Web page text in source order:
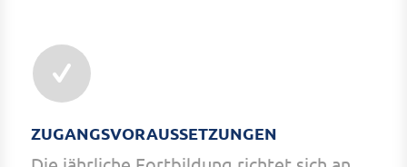
ZUGANGSVORAUSSETZUNGEN